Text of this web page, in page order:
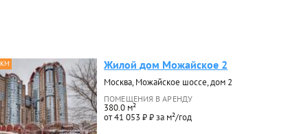
Жилой дом Можайское 2
Москва, Можайское шоссе, дом 2
ПОМЕЩЕНИЯ В АРЕНДУ
380.0 м²
от 41 053 ₽ ₽ за м²/год